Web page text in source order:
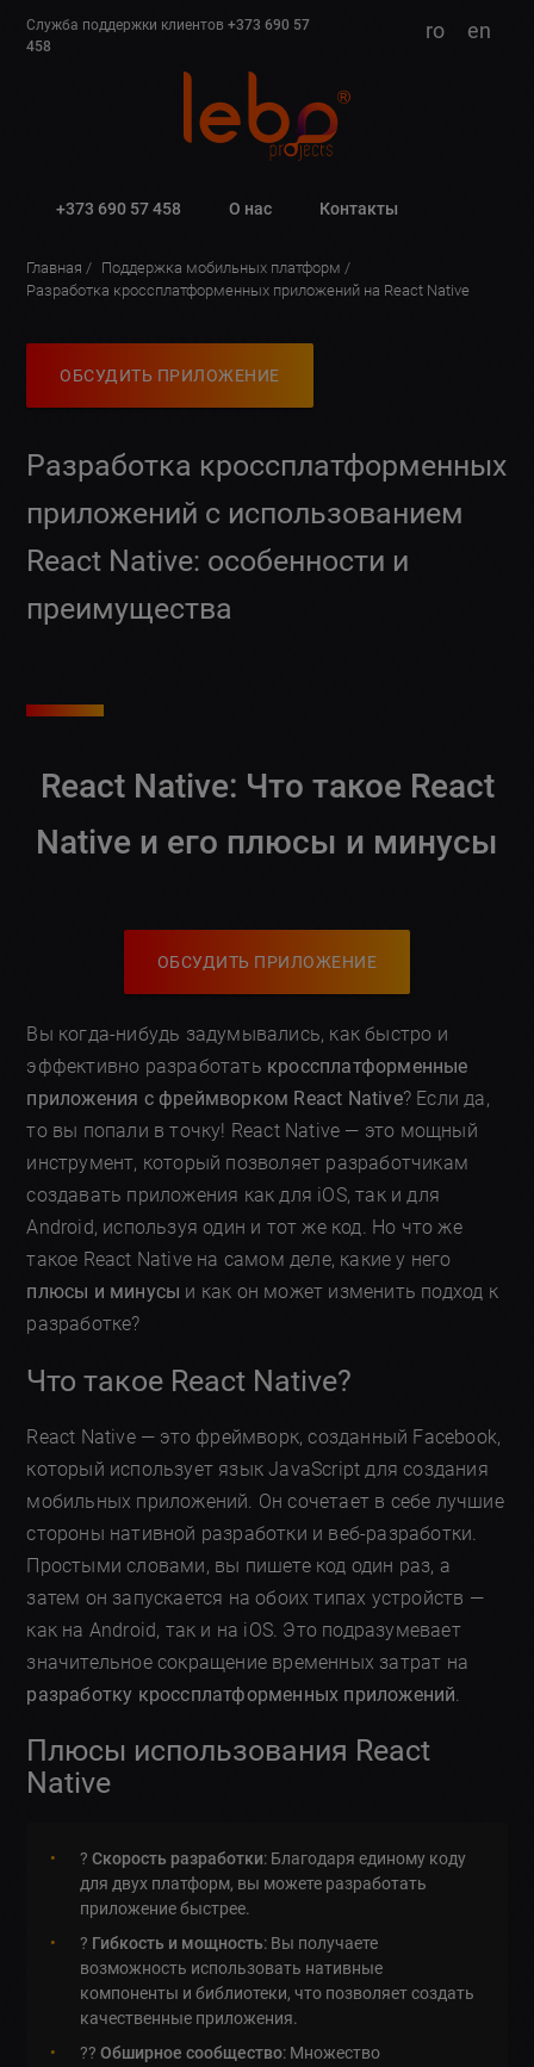
Служба поддержки клиентов+373 690 57
458
ro en
+373 690 57 458 О нас Контакты
Главная
Поддержка мобильных платформ
Разработка кроссплатформенных приложений на React Native
ОБСУДИТЬ ПРИЛОЖЕНИЕ
Разработка кроссплатформенных
приложений с использованием
React Native: особенности и
преимущества
React Native: Что такое React
Native и его плюсы и минусы
ОБСУДИТЬ ПРИЛОЖЕНИЕ
Вы когда-нибудь задумывались, как быстро и
эффективно разработать кроссплатформенные
приложения с фреймворком React Native? Если да,
то вы попали в точку! React Native — это мощный
инструмент, который позволяет разработчикам
создавать приложения как для iOS, так и для
Android, используя один и тот же код. Но что же
такое React Native на самом деле, какие у него
плюсы и минусы и как он может изменить подход к
разработке?
Что такое React Native?
React Native — это фреймворк, созданный Facebook,
который использует язык JavaScript для создания
мобильных приложений. Он сочетает в себе лучшие
стороны нативной разработки и веб-разработки.
Простыми словами, вы пишете код один раз, а
затем он запускается на обоих типах устройств —
как на Android, так и на iOS. Это подразумевает
значительное сокращение временных затрат на
разработку кроссплатформенных приложений.
Плюсы использования React
Native
?Скорость разработки: Благодаря единому коду
для двух платформ, вы можете разработать
приложение быстрее.
? Гибкость и мощность: Вы получаете
возможность использовать нативные
компоненты и библиотеки, что позволяет создать
качественные приложения.
?‍?Обширное сообщество: Множество